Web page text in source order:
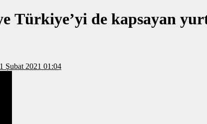
Türkiye’yi de kapsayan yurt
Şubat 2021 01:04